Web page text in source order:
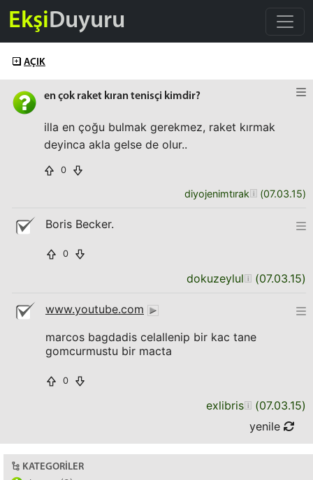
EkşiDuyuru
AÇIK
en çok raket kıran tenisçi kimdir?
illa en çoğu bulmak gerekmez, raket kırmak
deyinca akla gelse de olur..
0
diyojenimtırak (07.03.15)
Boris Becker.
0
dokuzeylul (07.03.15)
www.youtube.com
marcos bagdadis celallenip bir kac tane
gomcurmustu bir macta
0
exlibris (07.03.15)
yenile
KATEGORILER